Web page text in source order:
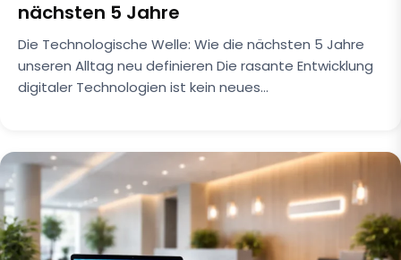
nächsten 5 Jahre
Die Technologische Welle: Wie die nächsten 5 Jahre
unseren Alltag neu definieren Die rasante Entwicklung
digitaler Technologien ist kein neues…